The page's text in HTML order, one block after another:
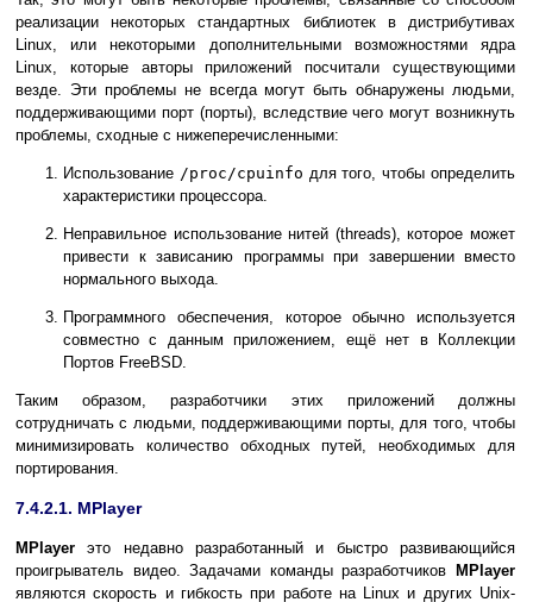
реализации некоторых стандартных библиотек в дистрибутивах
Linux, или некоторыми дополнительными возможностями ядра
Linux, которые авторы приложений посчитали существующими
везде. Эти проблемы не всегда могут быть обнаружены людьми,
поддерживающими порт (порты), вследствие чего могут возникнуть
проблемы, сходные с нижеперечисленными:
Использование /proc/cpuinfo для того, чтобы определить
характеристики процессора.
Неправильное использование нитей (threads), которое может
привести к зависанию программы при завершении вместо
нормального выхода.
Программного обеспечения, которое обычно используется
совместно с данным приложением, ещё нет в Коллекции
Портов FreeBSD.
Таким образом, разработчики этих приложений должны
сотрудничать с людьми, поддерживающими порты, для того, чтобы
минимизировать количество обходных путей, необходимых для
портирования.
7.4.2.1. MPlayer
MPlayer это недавно разработанный и быстро развивающийся
проигрыватель видео. Задачами команды разработчиков
MPlayer
являются скорость и гибкость при работе на Linux и других Unix-